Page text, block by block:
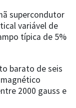
supercondutor
variável de
típica de 5%
barato de seis
2000 gauss e